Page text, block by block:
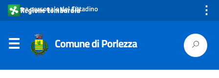
Area personale del Cittadino ⋮
Comune di Porlezza